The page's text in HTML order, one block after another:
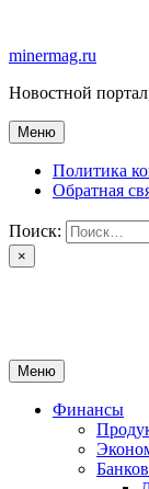
содержимому
minermag.ru
Новостной
Меню
Политика
Обратная
Поиск:
×
Меню
Финансы